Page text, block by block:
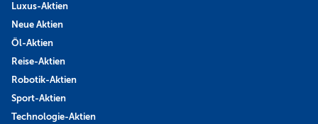
Luxus-Aktien
Neue Aktien
Öl-Aktien
Reise-Aktien
Robotik-Aktien
Sport-Aktien
Technologie-Aktien